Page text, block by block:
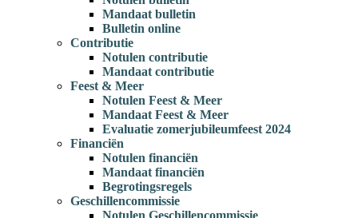
Mandaat bulletin
Bulletin online
Contributie
Notulen contributie
Mandaat contributie
Feest & Meer
Notulen Feest & Meer
Mandaat Feest & Meer
Evaluatie zomerjubileumfeest 2024
Financiën
Notulen financiën
Mandaat financiën
Begrotingsregels
Geschillencommissie
Notulen Geschillencommissie